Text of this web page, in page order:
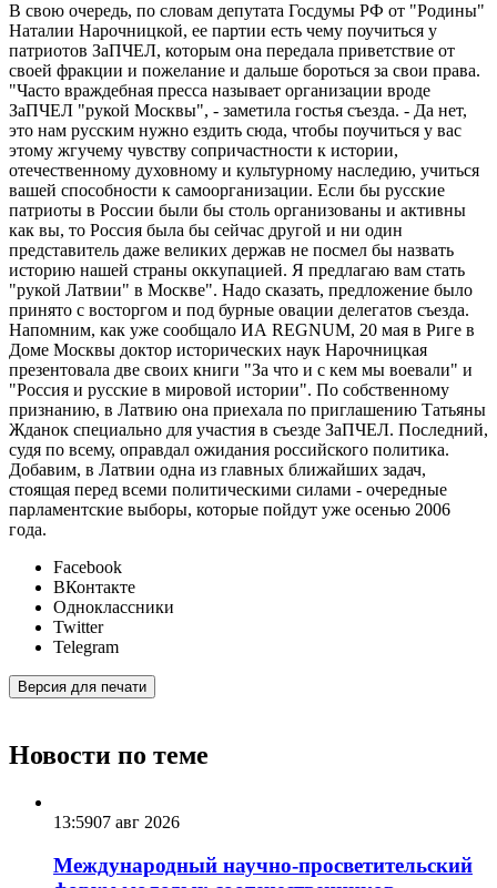
В свою очередь, по словам депутата Госдумы РФ от "Родины"
Наталии Нарочницкой, ее партии есть чему поучиться у
патриотов ЗаПЧЕЛ, которым она передала приветствие от
своей фракции и пожелание и дальше бороться за свои права.
"Часто враждебная пресса называет организации вроде
ЗаПЧЕЛ "рукой Москвы", - заметила гостья съезда. - Да нет,
это нам русским нужно ездить сюда, чтобы поучиться у вас
этому жгучему чувству сопричастности к истории,
отечественному духовному и культурному наследию, учиться
вашей способности к самоорганизации. Если бы русские
патриоты в России были бы столь организованы и активны
как вы, то Россия была бы сейчас другой и ни один
представитель даже великих держав не посмел бы назвать
историю нашей страны оккупацией. Я предлагаю вам стать
"рукой Латвии" в Москве". Надо сказать, предложение было
принято с восторгом и под бурные овации делегатов съезда.
Напомним, как уже сообщало ИА REGNUM, 20 мая в Риге в
Доме Москвы доктор исторических наук Нарочницкая
презентовала две своих книги "За что и с кем мы воевали" и
"Россия и русские в мировой истории". По собственному
признанию, в Латвию она приехала по приглашению Татьяны
Жданок специально для участия в съезде ЗаПЧЕЛ. Последний,
судя по всему, оправдал ожидания российского политика.
Добавим, в Латвии одна из главных ближайших задач,
стоящая перед всеми политическими силами - очередные
парламентские выборы, которые пойдут уже осенью 2006
года.
Facebook
ВКонтакте
Одноклассники
Twitter
Telegram
Версия для печати
Новости по теме
13:5907 авг 2026
Международный научно-просветительский